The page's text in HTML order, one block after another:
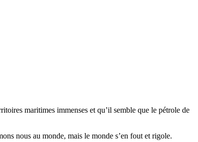
maritimes immenses et qu’il semble que le pétrole de
nous au monde, mais le monde s’en fout et rigole.